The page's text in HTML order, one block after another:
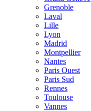
Grenoble
Laval
Lille
Lyon
Madrid
Montpellier
Nantes
Paris Ouest
Paris Sud
Rennes
Toulouse
Vannes